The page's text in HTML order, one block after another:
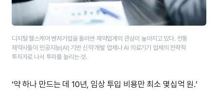
디지털 헬스케어 벤처기업을 둘러싼 제약업계의 관심이 높아지고 있다. 전통
제약사들이 인공지능(AI) 기반 신약 개발 업체나 AI 의료기기 업체의 전략적
투자자로 나서 투자를 늘리는 것.
‘약 하나 만드는 데 10년, 임상 투입 비용만 최소 몇십억 원.’